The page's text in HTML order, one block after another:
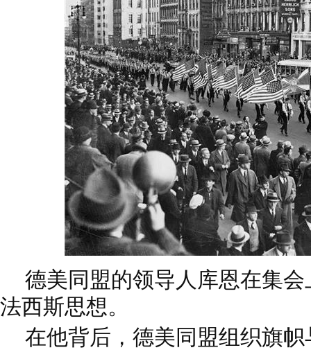
德美同盟的领导人库恩在集
法西斯思想。
在他背后，德美同盟组织旗